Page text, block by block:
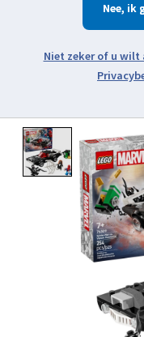
Product
Nee